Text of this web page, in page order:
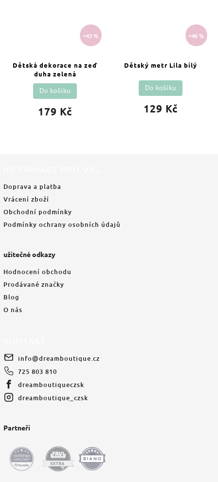
–43 %
Dětská dekorace na zeď
duha zelená
179 Kč
Do košíku
–46 %
Dětský metr Lila bílý
129 Kč
Do košíku
Doprava a platba
Vrácení zboží
Obchodní podmínky
Podmínky ochrany osobních údajů
užitečné odkazy
Hodnocení obchodu
Prodávané značky
Blog
O nás
info@dreamboutique.cz
725 803 810
dreamboutiqueczsk
dreamboutique_czsk
Partneři